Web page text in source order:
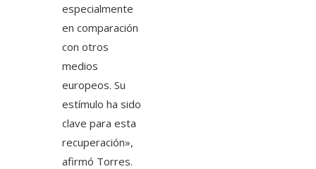
especialmente
en comparación
con otros
medios
europeos. Su
estímulo ha sido
clave para esta
recuperación»,
afirmó Torres.